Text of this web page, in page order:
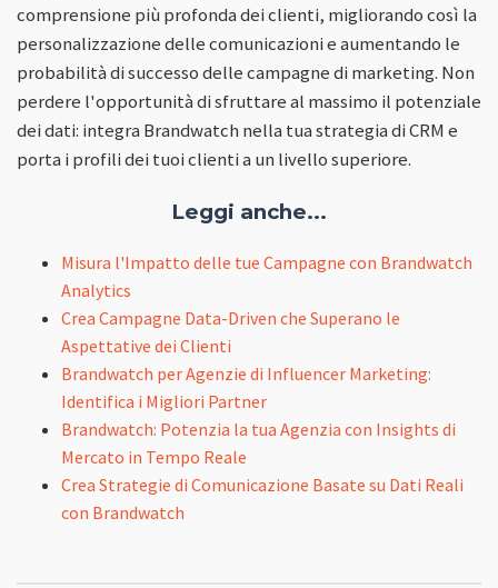
comprensione più profonda dei clienti, migliorando così la
personalizzazione delle comunicazioni e aumentando le
probabilità di successo delle campagne di marketing. Non
perdere l'opportunità di sfruttare al massimo il potenziale
dei dati: integra Brandwatch nella tua strategia di CRM e
porta i profili dei tuoi clienti a un livello superiore.
Leggi anche...
Misura l'Impatto delle tue Campagne con Brandwatch
Analytics
Crea Campagne Data-Driven che Superano le
Aspettative dei Clienti
Brandwatch per Agenzie di Influencer Marketing:
Identifica i Migliori Partner
Brandwatch: Potenzia la tua Agenzia con Insights di
Mercato in Tempo Reale
Crea Strategie di Comunicazione Basate su Dati Reali
con Brandwatch